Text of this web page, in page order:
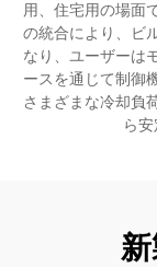
用、住宅用の場面
の統合により、ビ
なり、ユーザーは
ースを通じて制御
さまざまな冷却負
ら